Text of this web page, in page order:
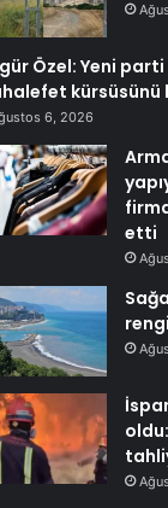
Özel: Yeni
kürsüsünü
6, 2026
etti